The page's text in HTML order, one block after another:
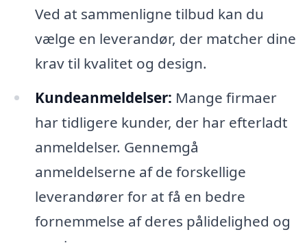
Ved at sammenligne tilbud kan du
vælge en leverandør, der matcher dine
krav til kvalitet og design.
Kundeanmeldelser: Mange firmaer
har tidligere kunder, der har efterladt
anmeldelser. Gennemgå
anmeldelserne af de forskellige
leverandører for at få en bedre
fornemmelse af deres pålidelighed og